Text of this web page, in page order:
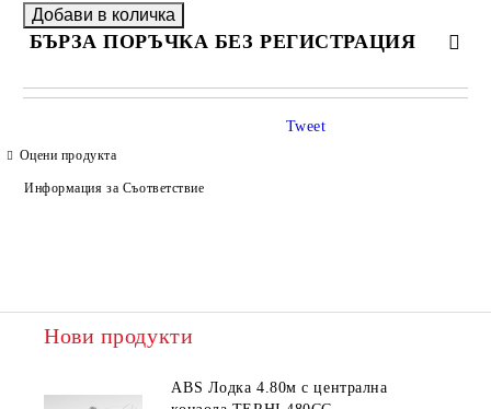
БЪРЗА ПОРЪЧКА БЕЗ РЕГИСТРАЦИЯ
САМО ПОПЪЛНЕТЕ 4 ПОЛЕТА
Ние ще се свържем с вас в рамките на работния ден.
Оцени продукта
Информация за Съответствие
Tweet
Нови продукти
ABS Лодка 4.80м с централна